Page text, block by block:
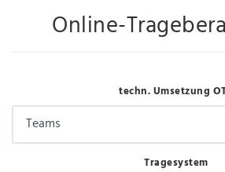
Online-
techn. Umsetzung
Tragesystem